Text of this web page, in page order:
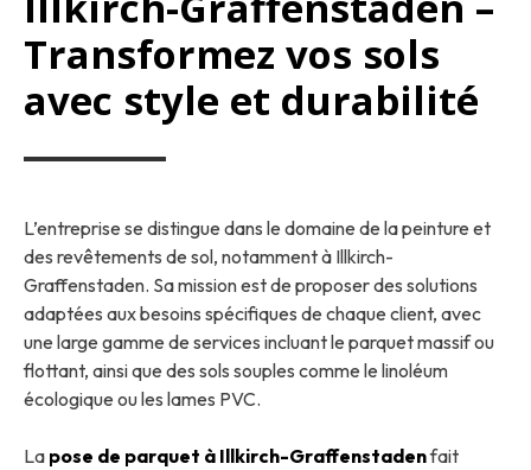
Transformez vos sols
avec style et durabilité
L’entreprise se distingue dans le domaine de la peinture et
des revêtements de sol, notamment à Illkirch-
Graffenstaden. Sa mission est de proposer des solutions
adaptées aux besoins spécifiques de chaque client, avec
une large gamme de services incluant le parquet massif ou
flottant, ainsi que des sols souples comme le linoléum
écologique ou les lames PVC.
La pose de parquet à Illkirch-Graffenstadenfait